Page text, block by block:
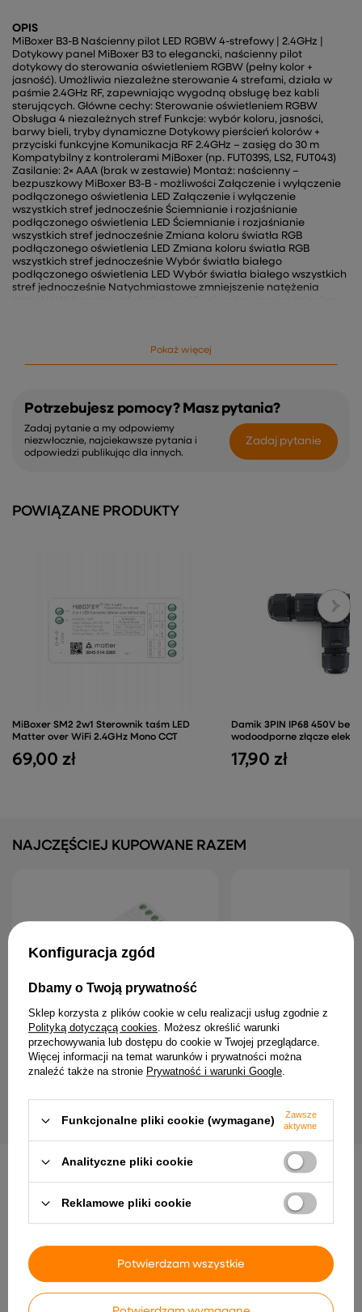
OPIS
MiBoxer B3-B Naścienny pilot LED RGBW 4-strefowy | 2.4GHz |
Dotykowy panel MiBoxer B3 to elegancki, naścienny pilot
dotykowy do sterowania oświetleniem RGBW (pełny kolor +
jasność). Umożliwia niezależne sterowanie 4 strefami, działa w
paśmie 2.4GHz RF, zapewniając wygodną obsługę bez kabli
sterujących. Główne cechy: Sterowanie oświetleniem RGBW
Obsługa 4 niezależnych stref Funkcje: wybór koloru, jasności,
barwy bieli, tryby dynamiczne Dotykowy pierścień kolorów +
przyciski funkcyjne Komunikacja RF 2.4GHz – zasięg do 30 m
Kompatybilny z kontrolerami MiBoxer (np. FUT039S, LS2, FUT043)
Zasilanie: 2× AAA (brak w zestawie) Montaż: naścienny –
bezpuszkowy MiBoxer B3-B - możliwości Załączenie i wyłączenie
podłączonego oświetlenia LED Załączenie i wyłączenie
wszystkich stref jednocześnie Ściemnianie i rozjaśnianie
podłączonego oświetlenia LED Ściemnianie i rozjaśnianie
wszystkich stref jednocześnie Zmiana koloru światła RGB
podłączonego oświetlenia LED Zmiana koloru światła RGB
wszystkich stref jednocześnie Wybór światła białego
podłączonego oświetlenia LED Wybór światła białego wszystkich
stref jednocześnie Natychmiastowe zmniejszenie natężenia
ukazujące prace urządzenia Budowa przystosowana do
montażu natynkowego
Pokaż więcej
Potrzebujesz pomocy? Masz pytania?
Zadaj pytanie a my odpowiemy
niezwłocznie, najciekawsze pytania i
odpowiedzi publikując dla innych.
Zadaj pytanie
POWIĄZANE PRODUKTY
MiBoxer SM2 2w1 Sterownik taśm LED
Matter over WiFi 2.4GHz Mono CCT
69,00 zł
Damik 3PIN IP68 450V
wodoodporne złącze
17,90 zł
NAJCZĘŚCIEJ KUPOWANE RAZEM
MiBoxer FUT038S Sterownik LED RGBW
2,4GHz Milight
DAMIK Zasilacz do taśm
IP20 ultra cieńki slim
INNE PRODUKTY PRODUCENTA
Konfiguracja zgód
Dbamy o Twoją prywatność
Sklep korzysta z plików cookie w celu realizacji usług zgodnie z
Polityką dotyczącą cookies. Możesz określić warunki
przechowywania lub dostępu do cookie w Twojej przeglądarce.
Więcej informacji na temat warunków i prywatności można
znaleźć także na stronie Prywatność i warunki Google.
Funkcjonalne pliki cookie (wymagane)
Zawsze
aktywne
Analityczne pliki cookie
Reklamowe pliki cookie
Potwierdzam wszystkie